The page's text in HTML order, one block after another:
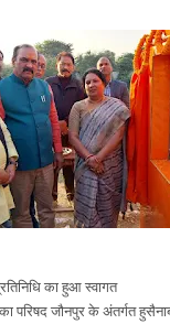
का हुआ स्वागत
परिषद जौनपुर के अंतर्गत